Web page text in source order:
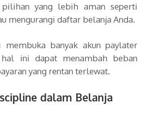
yang lebih aman seperti
mengurangi daftar belanja Anda.
banyak akun paylater
ini dapat menambah beban
yang rentan terlewat.
dalam Belanja